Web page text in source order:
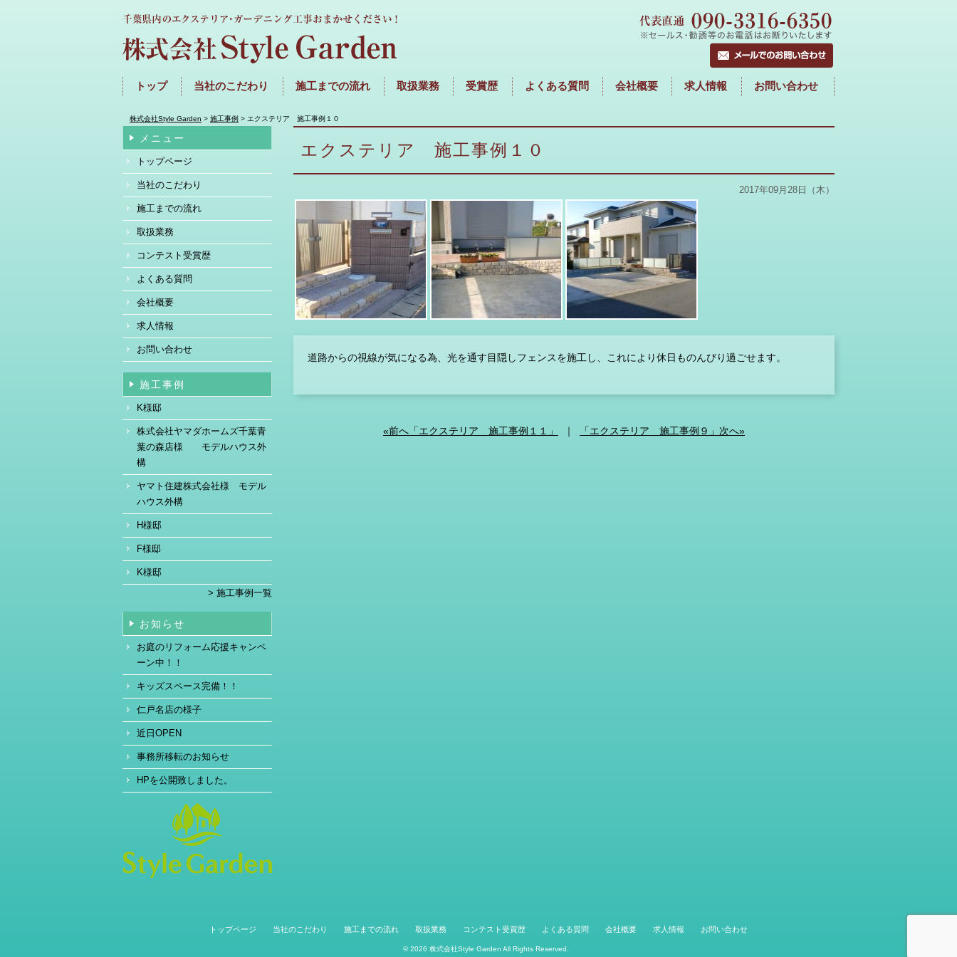
トップ 当社のこだわり 施工までの流れ 取扱業務 受賞歴 よくある質問 会社概要 求人情報 お問い合わせ
株式会社Style Garden > 施工事例 > エクステリア 施工事例１０
エクステリア 施工事例１０
2017年09月28日（木）
道路からの視線が気になる為、光を通す目隠しフェンスを施工し、これにより休日ものんびり過ごせます。
«前へ「エクステリア 施工事例１１」 ｜ 「エクステリア 施工事例９」次へ»
メニュー
トップページ
当社のこだわり
施工までの流れ
取扱業務
コンテスト受賞歴
よくある質問
会社概要
求人情報
お問い合わせ
施工事例
K様邸
株式会社ヤマダホームズ千葉青
葉の森店様 モデルハウス外
構
ヤマト住建株式会社様 モデル
ハウス外構
H様邸
F様邸
K様邸
> 施工事例一覧
お知らせ
お庭のリフォーム応援キャンペ
ーン中！！
キッズスペース完備！！
仁戸名店の様子
近日OPEN
事務所移転のお知らせ
HPを公開致しました。
トップページ 当社のこだわり 施工までの流れ 取扱業務 コンテスト受賞歴 よくある質問 会社概要 求人情報 お問い合わせ
© 2026 株式会社Style Garden All Rights Reserved.